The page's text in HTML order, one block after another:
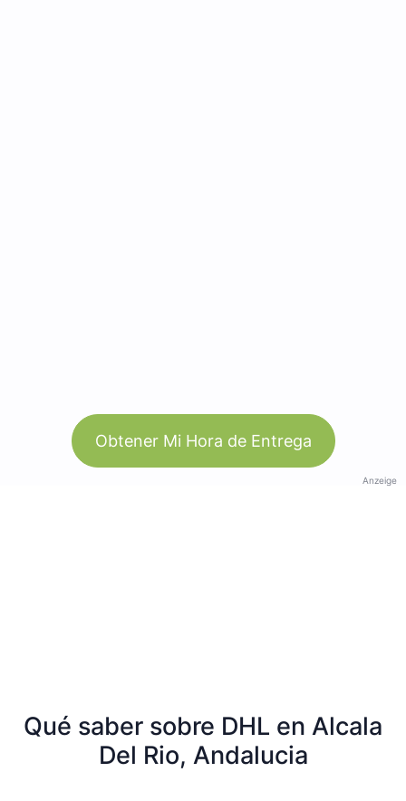
Obtener Mi Hora de Entrega
Anzeige
Qué saber sobre DHL en Alcala
Del Rio, Andalucia